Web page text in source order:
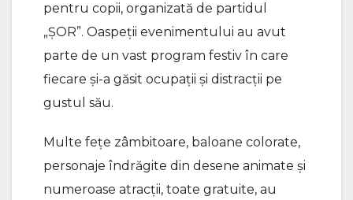
pentru copii, organizată de partidul
„ȘOR”. Oaspeții evenimentului au avut
parte de un vast program festiv în care
fiecare și-a găsit ocupații și distracții pe
gustul său.
Multe fețe zâmbitoare, baloane colorate,
personaje îndrăgite din desene animate și
numeroase atracții, toate gratuite, au